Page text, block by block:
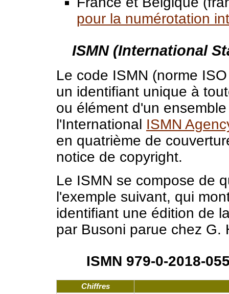
pour la numérotation
ISMN (International
Le code ISMN (norme
un identifiant unique à
ou élément d'un
l'International ISMN
en quatrième de
notice de copyright.
Le ISMN se compose de
l'exemple suivant, qui
identifiant une édition de
par Busoni parue chez G.
ISMN 979-0-2018-
Chiffres